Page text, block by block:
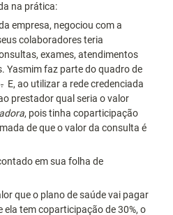
na prática:
empresa, negociou com a
colaboradores teria
exames, atendimentos
Yasmim faz parte do quadro de
. E, ao utilizar a rede credenciada
prestador qual seria o valor
, pois tinha coparticipação
de que o valor da consulta é
em sua folha de
que o plano de saúde vai pagar
ela tem coparticipação de 30%, o